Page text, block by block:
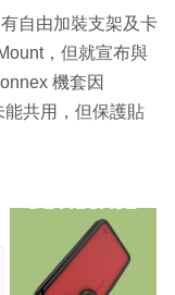
自由加裝支架及卡
，但就宣布與
機套因
共用，但保護貼